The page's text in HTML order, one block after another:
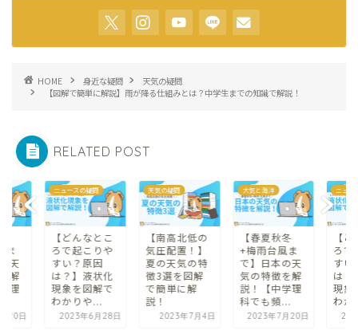
HOME 身近な疑問
天気の疑問
【図解で簡単に解説】雨が降る仕組みとは？中学生までの知識で解説！
RELATED POST
ま
天
解
理
20日
ニュースの疑問
【どんなとこ
ろで起こりや
すい？原因
は？】液状化
現象を図解で
わかりや...
2023年6月28日
天気の疑問
【南高北低の
気圧配置！】
夏の天気の特
徴3選を図解
で簡単に解
説！
2023年7月4日
大気と海洋
【春夏秋冬
+梅雨台風ま
で】日本の天
気の特徴を解
説！【中学理
科でも頻...
2023年7月20日
ニュー
【
ろで
すい
は？
現象
わか